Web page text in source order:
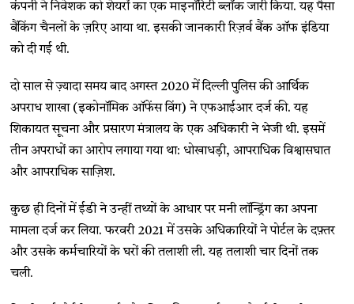
कंपनी ने निवेशक को शेयरों का एक माइनॉरिटी ब्लॉक जारी किया. यह पैसा
बैंकिंग चैनलों के ज़रिए आया था. इसकी जानकारी रिज़र्व बैंक ऑफ इंडिया
को दी गई थी.
दो साल से ज़्यादा समय बाद अगस्त 2020 में दिल्ली पुलिस की आर्थिक
अपराध शाखा (इकोनॉमिक ऑफेंस विंग) ने एफआईआर दर्ज की. यह
शिकायत सूचना और प्रसारण मंत्रालय के एक अधिकारी ने भेजी थी. इसमें
तीन अपराधों का आरोप लगाया गया था: धोखाधड़ी, आपराधिक विश्वासघात
और आपराधिक साज़िश.
कुछ ही दिनों में ईडी ने उन्हीं तथ्यों के आधार पर मनी लॉन्ड्रिंग का अपना
मामला दर्ज कर लिया. फरवरी 2021 में उसके अधिकारियों ने पोर्टल के दफ़्तर
और उसके कर्मचारियों के घरों की तलाशी ली. यह तलाशी चार दिनों तक
चली.